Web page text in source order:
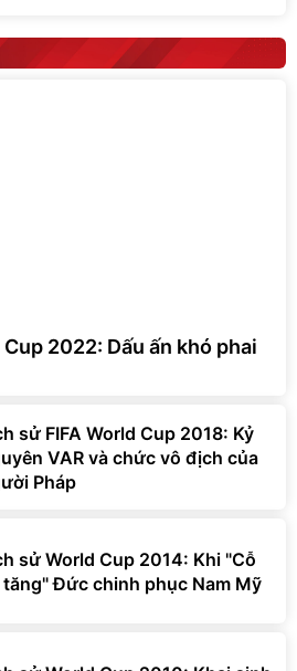
2022: Dấu ấn khó phai
sử FIFA World Cup 2018: Kỷ
VAR và chức vô địch của
Pháp
sử World Cup 2014: Khi "Cỗ
tăng" Đức chinh phục Nam Mỹ